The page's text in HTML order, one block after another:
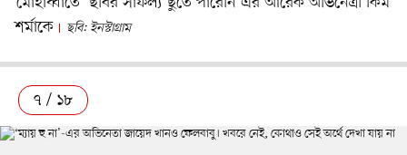
শর্মাকে
ছবি: ইনস্টাগ্রাম
৭ / ১৮